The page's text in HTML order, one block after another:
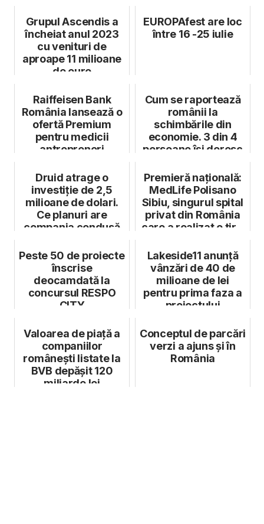
Grupul Ascendis a
încheiat anul 2023
cu venituri de
aproape 11 milioane
de euro
EUROPAfest are loc
între 16 -25 iulie
Raiffeisen Bank
România lansează o
ofertă Premium
pentru medicii
antreprenori
Cum se raportează
românii la
schimbările din
economie. 3 din 4
persoane își doresc
Druid atrage o
investiție de 2,5
milioane de dolari.
Ce planuri are
compania condusă
Premieră națională:
MedLife Polisano
Sibiu, singurul spital
privat din România
care a realizat o tir...
Peste 50 de proiecte
înscrise
deocamdată la
concursul RESPO
CITY
Lakeside11 anunță
vânzări de 40 de
milioane de lei
pentru prima faza a
proiectului
Valoarea de piață a
companiilor
românești listate la
BVB depășit 120
miliarde lei
Conceptul de parcări
verzi a ajuns și în
România